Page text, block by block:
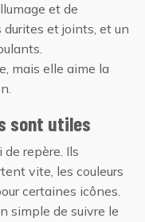
et de
durites et joints, et un
mais elle aime la
sont utiles
repère. Ils
vite, les couleurs
certaines icônes.
simple de suivre le